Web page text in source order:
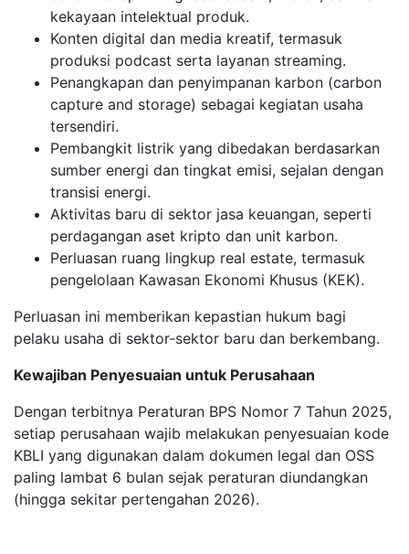
kekayaan intelektual produk.
Konten digital dan media kreatif, termasuk
produksi podcast serta layanan streaming.
Penangkapan dan penyimpanan karbon (carbon
capture and storage) sebagai kegiatan usaha
tersendiri.
Pembangkit listrik yang dibedakan berdasarkan
sumber energi dan tingkat emisi, sejalan dengan
transisi energi.
Aktivitas baru di sektor jasa keuangan, seperti
perdagangan aset kripto dan unit karbon.
Perluasan ruang lingkup real estate, termasuk
pengelolaan Kawasan Ekonomi Khusus (KEK).
Perluasan ini memberikan kepastian hukum bagi
pelaku usaha di sektor-sektor baru dan berkembang.
Kewajiban Penyesuaian untuk Perusahaan
Dengan terbitnya Peraturan BPS Nomor 7 Tahun 2025,
setiap perusahaan wajib melakukan penyesuaian kode
KBLI yang digunakan dalam dokumen legal dan OSS
paling lambat 6 bulan sejak peraturan diundangkan
(hingga sekitar pertengahan 2026).